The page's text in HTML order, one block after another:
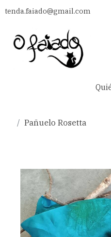
tenda.faiado@gmail.com
Pañuelo Rosetta